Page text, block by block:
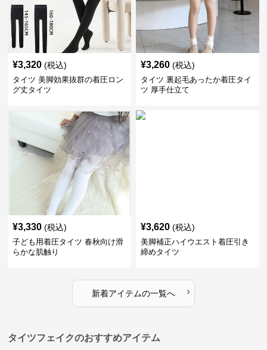
¥3,320 (税込)
タイツ 美脚効果抜群の着圧ロン
グ丈タイツ
¥3,260 (税込)
タイツ 裏起毛あったか着圧タイ
ツ 厚手仕立て
¥3,330 (税込)
子ども用着圧タイツ 春秋向け滑
らかな肌触り
¥3,620 (税込)
美脚補正ハイウエスト着圧引き
締めタイツ
新着アイテムの一覧へ ›
タイツフェイクのおすすめアイテム